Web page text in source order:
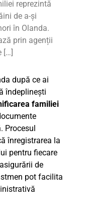
reprezintă
de a-și
în Olanda.
prin agenții
[…]
după ce ai
îndeplinești
familiei
Procesul
înregistrarea la
pentru fiecare
de
pot facilita